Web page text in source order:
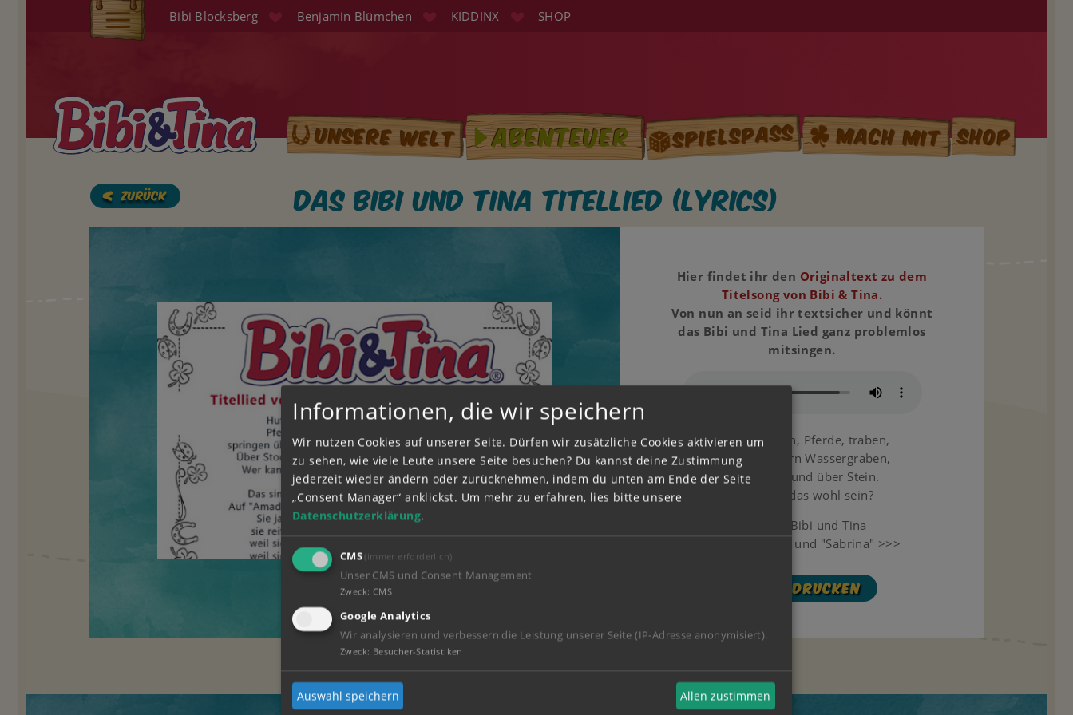
Elterninfo
Hörspiele
Audio (EN)
Bibi Blocksberg Benjamin Blümchen KIDDINX SHOP
Main
navigation
Unsere Welt Abenteuer Spielspass Mach mit Shop
Das Bibi und Tina Titellied (Lyrics)
Hier findet ihr den Originaltext zu dem
Titelsong von Bibi & Tina.
Von nun an seid ihr textsicher und könnt
das Bibi und Tina Lied ganz problemlos
mitsingen.
Hufe klappern, Pferde, traben,
springen übern Wassergraben,
Über Stock und über Stein.
Wer kann das wohl sein?
Das sind Bibi und Tina
Auf "Amadeus" und "Sabrina" >>>
Jetzt drucken
Informationen, die wir speichern
Wir nutzen Cookies auf unserer Seite. Dürfen wir zusätzliche Cookies aktivieren um
zu sehen, wie viele Leute unsere Seite besuchen? Du kannst deine Zustimmung
jederzeit wieder ändern oder zurücknehmen, indem du unten am Ende der Seite
„Consent Manager“ anklickst. Um mehr zu erfahren, lies bitte unsere
Datenschutzerklärung.
CMS (immer erforderlich)
Unser CMS und Consent Management
Zweck: CMS
Google Analytics
Wir analysieren und verbessern die Leistung unserer Seite (IP-Adresse anonymisiert).
Zweck: Besucher-Statistiken
Auswahl speichern Allen zustimmen